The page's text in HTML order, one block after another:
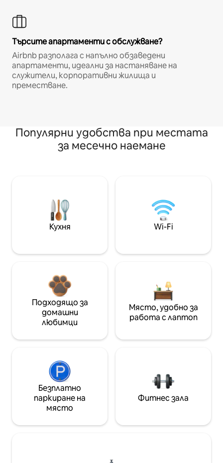
Търсите апартаменти с обслужване?
Airbnb разполага с напълно обзаведени
апартаменти, идеални за настаняване на
служители, корпоративни жилища и
преместване.
Популярни удобства при местата
за месечно наемане
Кухня Wi-Fi
Подходящо за
домашни
любимци
Място, удобно за
работа с лаптоп
Безплатно
паркиране на
място
Фитнес зала